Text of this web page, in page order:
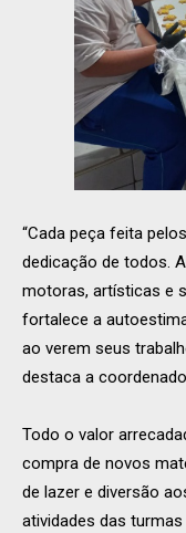
“Cada peça feita
dedicação de todos.
motoras, artísticas e
fortalece a
ao verem seus
destaca a
Todo o valor
compra de novos
de lazer e diversão
atividades das